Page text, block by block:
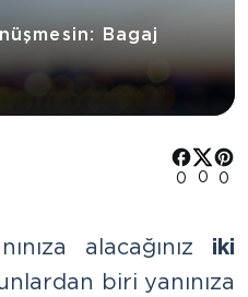
Bagaj
0 0 0
alacağınız iki
biri yanınıza